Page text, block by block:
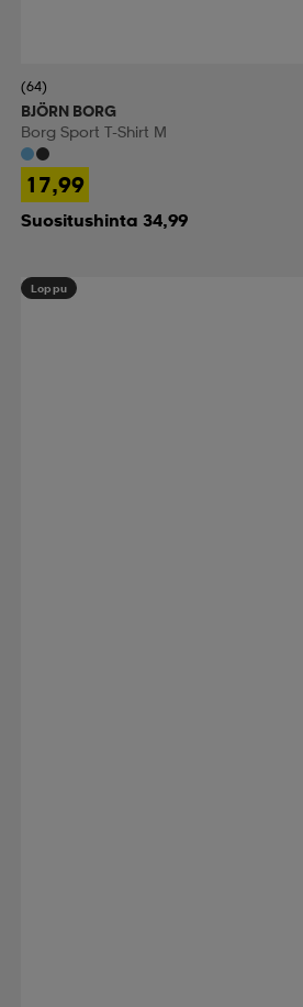
(64)
BJÖRN BORG
Borg Sport T-Shirt M
17,99
Suositushinta 34,99
Loppu